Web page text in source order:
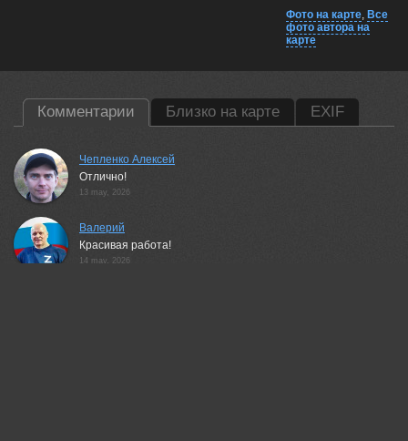
Фото на карте, Все
фото автора на
карте
Комментарии Близко на карте EXIF
Чепленко Алексей
Отлично!
13 may, 2026
Валерий
Красивая работа!
14 may, 2026